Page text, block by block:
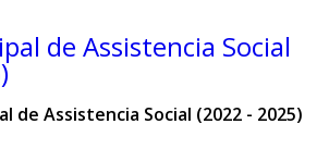
de Assistencia Social
de Assistencia Social (2022 - 2025)